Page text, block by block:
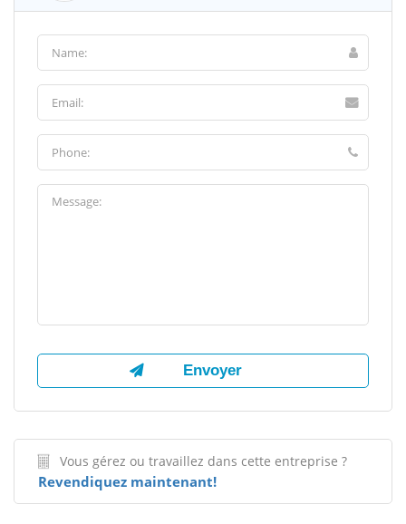
Vous gérez ou travaillez dans cette entreprise ?
Revendiquez maintenant!